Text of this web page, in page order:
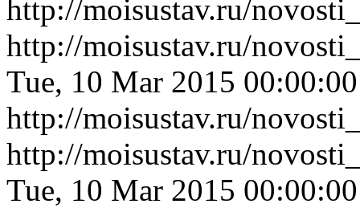
http://moisustav.ru/
http://moisustav.ru/
Tue, 10 Mar 2015
http://moisustav.ru/
http://moisustav.ru/
Tue, 10 Mar 2015